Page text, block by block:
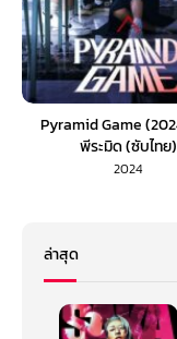
Pyramid Game
พีระมิด (ซับไทย)
2024
ล่าสุด